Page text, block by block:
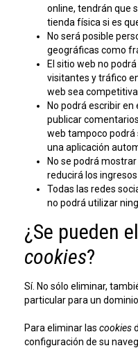
online, tendrán que
tienda física si es
No será posible
geográficas como
El sitio web no
visitantes y tráfico
web sea competitiva.
No podrá escribir
publicar
web tampoco podrá
una aplicación
No se podrá
reducirá los
Todas las redes
no podrá utilizar
¿Se pueden
cookies?
Sí. No sólo eliminar,
particular para un
Para eliminar las cookies
configuración de su